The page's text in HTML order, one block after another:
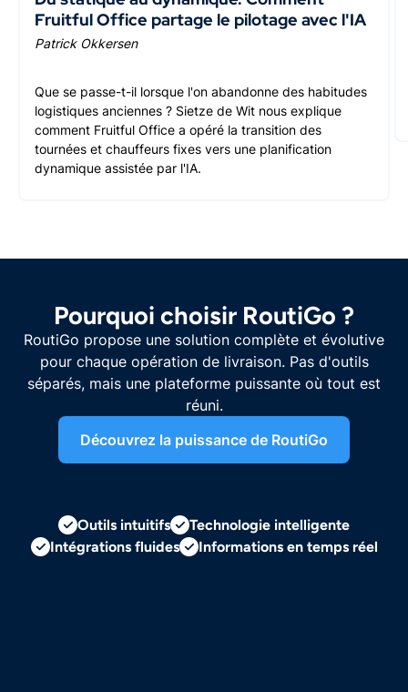
Fruitful Office partage le pilotage avec l'IA
Patrick Okkersen
Que se passe-t-il lorsque l'on abandonne des habitudes
logistiques anciennes ? Sietze de Wit nous explique
comment Fruitful Office a opéré la transition des
tournées et chauffeurs fixes vers une planification
dynamique assistée par l'IA.
Pourquoi choisir RoutiGo ?
RoutiGo propose une solution complète et évolutive
pour chaque opération de livraison. Pas d'outils
séparés, mais une plateforme puissante où tout est
réuni.
Découvrez la puissance de RoutiGo
Outils intuitifs
Technologie intelligente
Intégrations fluides
Informations en temps réel